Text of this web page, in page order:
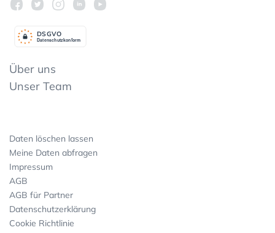
Datenschutzkonform
DSGVO
Über uns
Unser Team
Daten löschen lassen
Meine Daten abfragen
Impressum
AGB
AGB für Partner
Datenschutzerklärung
Cookie Richtlinie